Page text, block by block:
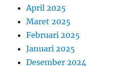
April 2025
Maret 2025
Februari 2025
Januari 2025
Desember 2024